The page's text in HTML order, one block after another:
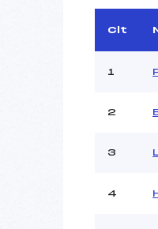
Arbitre :
Heure
Ouvreurs
Clt
1
2
3
4